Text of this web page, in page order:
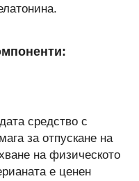
средство с
за отпускане на
на физическото
е ценен